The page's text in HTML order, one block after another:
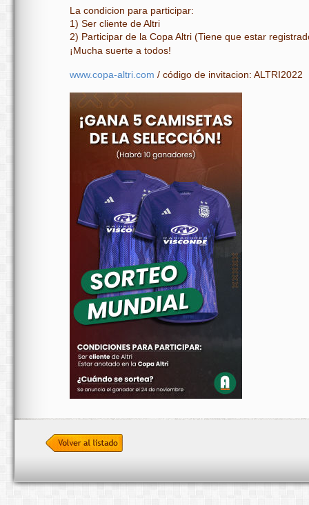
La condicion para participar:
1) Ser cliente de Altri
2) Participar de la Copa Altri (Tiene que estar
¡Mucha suerte a todos!
www.copa-altri.com / código de invitacion: ALTRI2022